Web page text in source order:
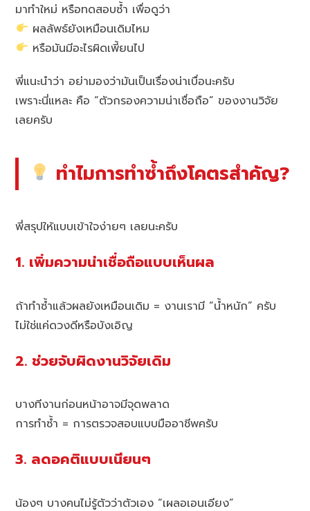
มาทำใหม่ หรือทดสอบซ้ำ เพื่อดูว่า
ผลลัพธ์ยังเหมือนเดิมไหม
หรือมันมีอะไรผิดเพี้ยนไป
พี่แนะนำว่า อย่ามองว่ามันเป็นเรื่องน่าเบื่อนะครับ
เพราะนี่แหละ คือ “ตัวกรองความน่าเชื่อถือ” ของงานวิจัย
เลยครับ
ทำไมการทำซ้ำถึงโคตรสำคัญ?
พี่สรุปให้แบบเข้าใจง่ายๆ เลยนะครับ
1. เพิ่มความน่าเชื่อถือแบบเห็นผล
ถ้าทำซ้ำแล้วผลยังเหมือนเดิม = งานเรามี “น้ำหนัก” ครับ
ไม่ใช่แค่ดวงดีหรือบังเอิญ
2. ช่วยจับผิดงานวิจัยเดิม
บางทีงานก่อนหน้าอาจมีจุดพลาด
การทำซ้ำ = การตรวจสอบแบบมืออาชีพครับ
3. ลดอคติแบบเนียนๆ
น้องๆ บางคนไม่รู้ตัวว่าตัวเอง “เผลอเอนเอียง”